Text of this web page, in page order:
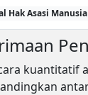
Hak Asasi